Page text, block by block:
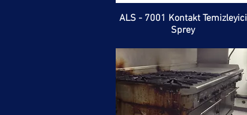
ALS - 7001 Kontakt Temizleyici
Sprey